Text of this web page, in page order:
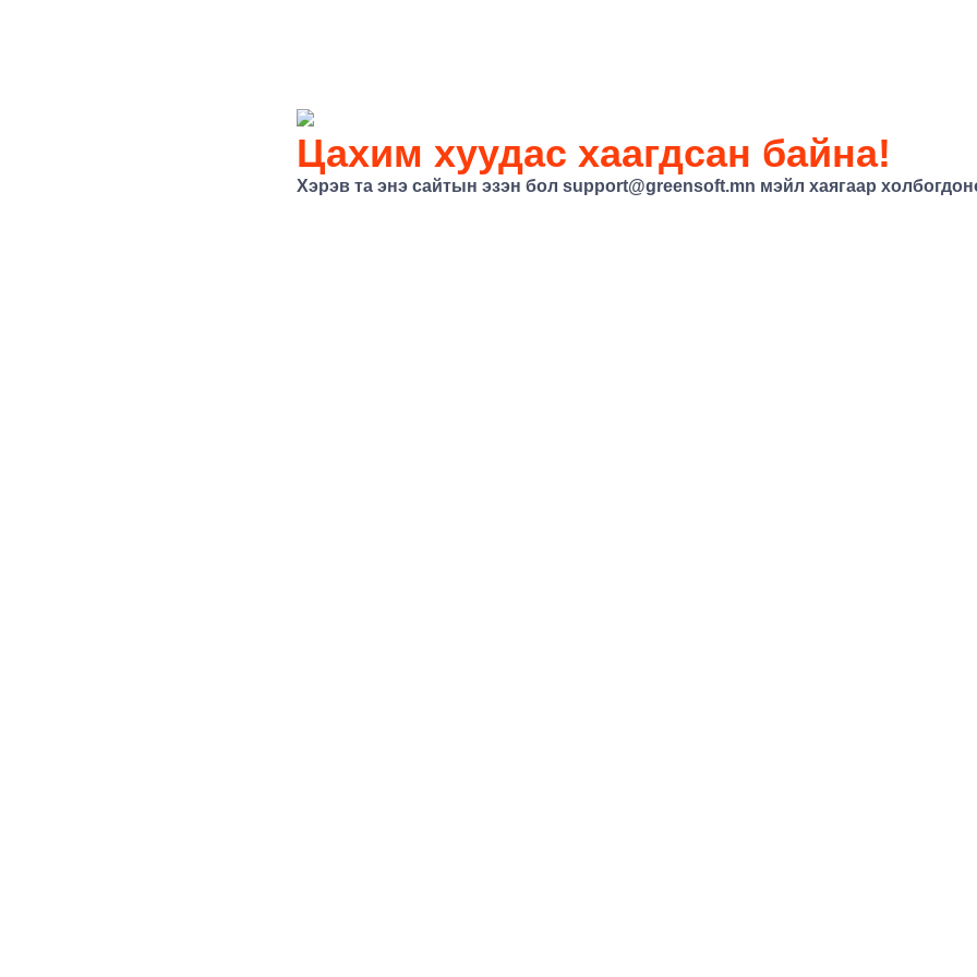
Цахим хуудас хаагдсан байна!
Хэрэв та энэ сайтын эзэн бол support@greensoft.mn мэйл хаягаар